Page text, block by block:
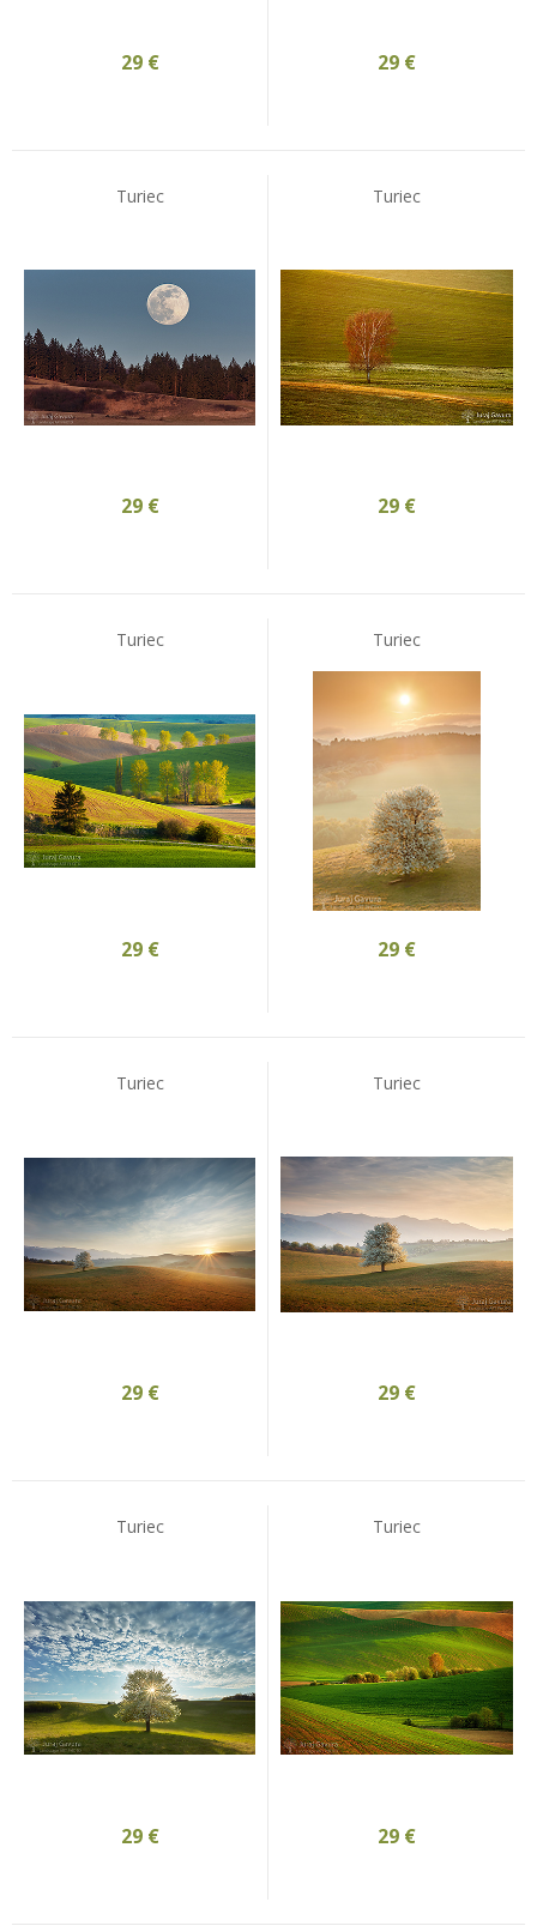
29 € 29 €
Turiec
29 €
Turiec
29 €
Turiec
29 €
Turiec
29 €
Turiec
29 €
Turiec
29 €
Turiec
29 €
Turiec
29 €